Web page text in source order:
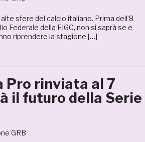
sfere del calcio italiano. Prima dell’8
Federale della FIGC, non si saprà se e
riprendere la stagione […]
Pro rinviata al 7
il futuro della Serie
GRB